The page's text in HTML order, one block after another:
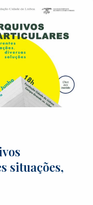
situações,